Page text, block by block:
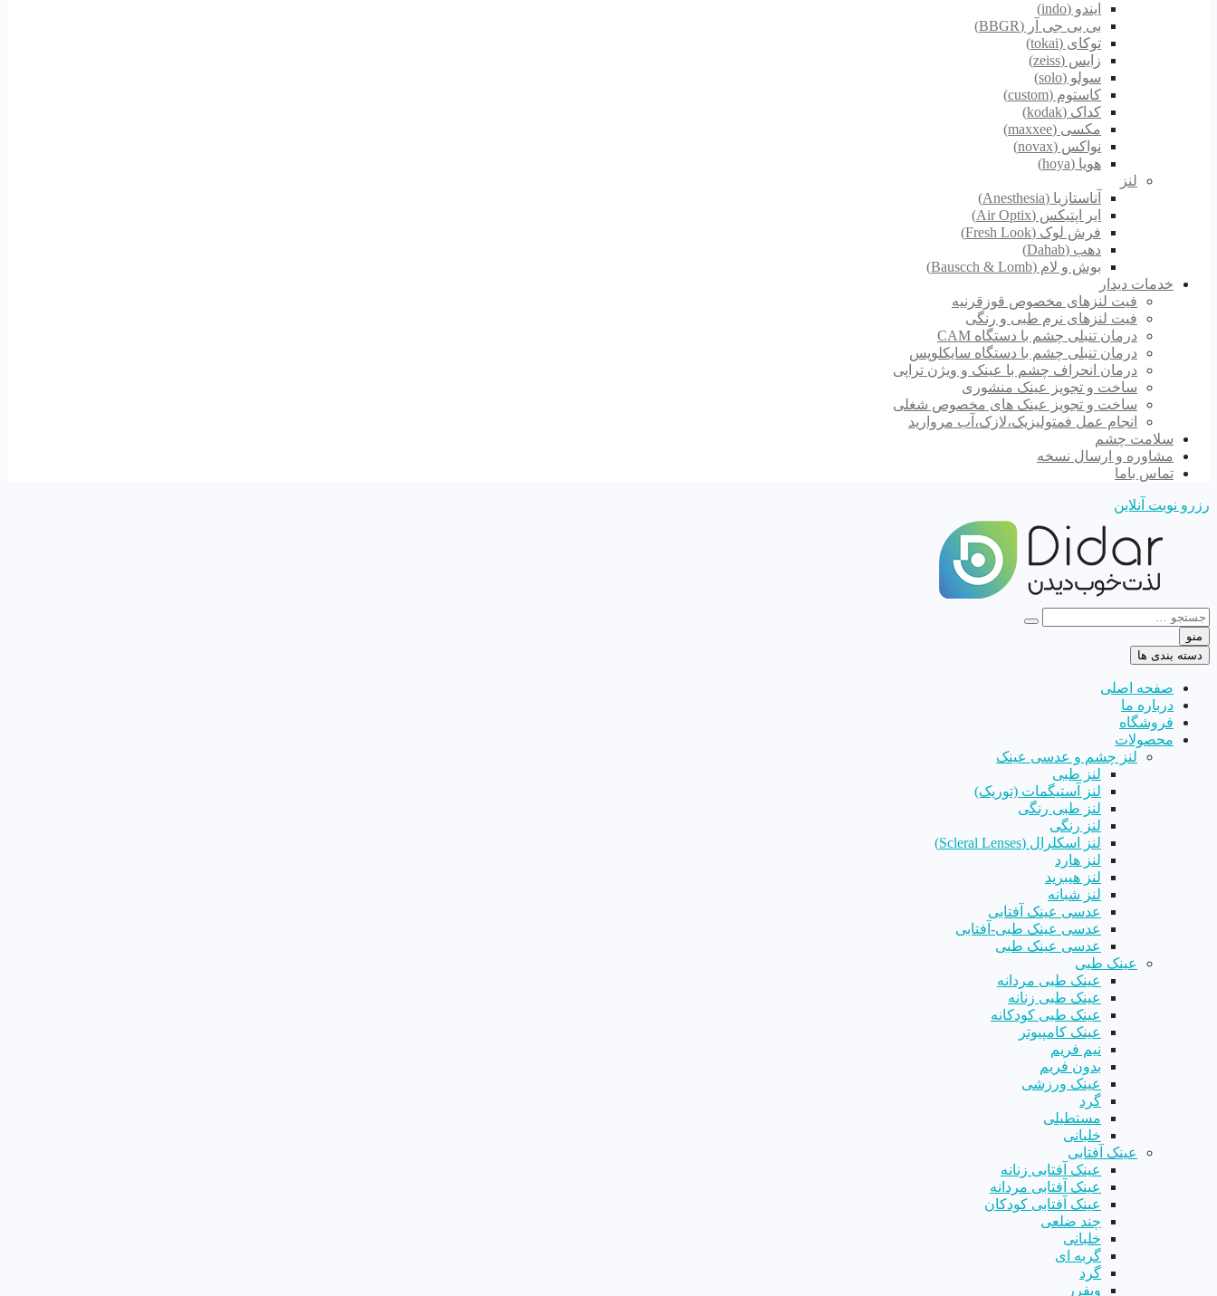
ایندو (indo)
بی بی جی آر (BBGR)
توکای (tokai)
زایس (zeiss)
سولو (solo)
کاستوم (custom)
کداک (kodak)
مکسی (maxxee)
نواکس (novax)
هویا (hoya)
لنز
آناستازیا (Anesthesia)
ایر اپتیکس (Air Optix)
فرش لوک (Fresh Look)
دهب (Dahab)
بوش و لام (Bauscch & Lomb)
خدمات دیدار
فیت لنزهای مخصوص قوزقرنیه
فیت لنزهای نرم طبی و رنگی
درمان تنبلی چشم با دستگاه CAM
درمان تنبلی چشم با دستگاه سایکلوپس
درمان انحراف چشم با عینک و ویژن تراپی
ساخت و تجویز عینک منشوری
ساخت و تجویز عینک های مخصوص شغلی
انجام عمل فمتولیزیک،لازک،آب مروارید
سلامت چشم
مشاوره و ارسال نسخه
تماس باما
رزرو نوبت آنلاین
منو
دسته بندی ها
صفحه اصلی
درباره ما
فروشگاه
محصولات
لنز چشم و عدسی عینک
لنز طبی
لنز آستیگمات (توریک)
لنز طبی رنگی
لنز رنگی
لنز اسکلرال (Scleral Lenses)
لنز هارد
لنز هیبرید
لنز شبانه
عدسی عینک آفتابی
عدسی عینک طبی-آفتابی
عدسی عینک طبی
عینک طبی
عینک طبی مردانه
عینک طبی زنانه
عینک طبی کودکانه
عینک کامپیوتر
نیم فریم
بدون فریم
عینک ورزشی
گرد
مستطیلی
خلبانی
عینک آفتابی
عینک آفتابی زنانه
عینک آفتابی مردانه
عینک آفتابی کودکان
چند ضلعی
خلبانی
گربه ای
گرد
ویفرر